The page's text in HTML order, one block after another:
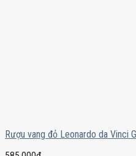
Rượu vang đỏ Leonardo da Vinci